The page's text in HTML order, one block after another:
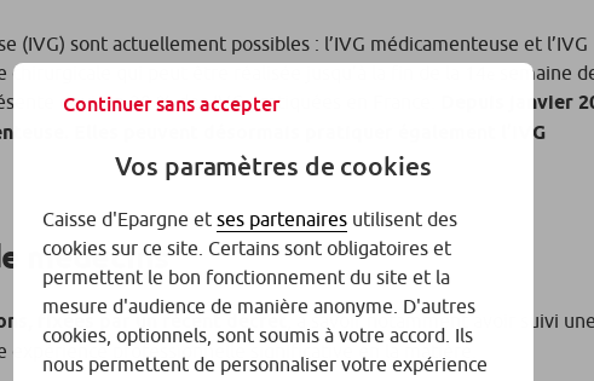
(IVG) sont actuellement possibles : l’IVG médicamenteuse et l’IVG
qui peut être réalisée jusqu’à la fin de la 14
semaine
environ 20 % des IVG pratiquées en France.
Depuis janvier
Elles peuvent désormais pratiquer également l’IVG
médecins
fixées par un récent décret, à savoir notamment avoir suivi une
professionnelle significative en la matière.
Continuer sans accepter
Vos paramètres de cookies
Caisse d'Epargne et ses partenaires utilisent des
cookies sur ce site. Certains sont obligatoires et
permettent le bon fonctionnement du site et la
mesure d'audience de manière anonyme. D'autres
cookies, optionnels, sont soumis à votre accord. Ils
nous permettent de personnaliser votre expérience